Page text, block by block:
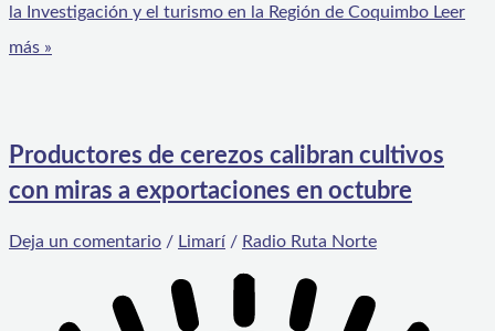
la Investigación y el turismo en la Región de Coquimbo Leer
más »
Productores de cerezos calibran cultivos
con miras a exportaciones en octubre
Deja un comentario / Limarí / Radio Ruta Norte